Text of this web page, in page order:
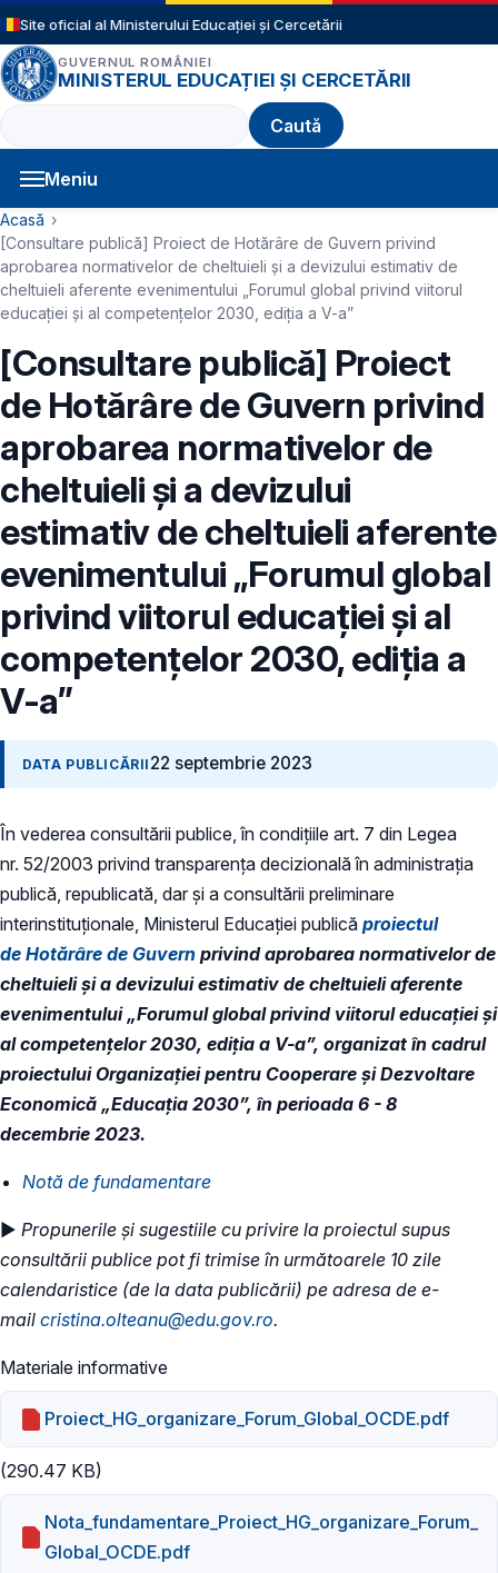
Sari la conținutul principal
Site oficial al Ministerului Educației și Cercetării
GUVERNUL ROMÂNIEI
MINISTERUL EDUCAȚIEI ȘI CERCETĂRII
Caută
Meniu
Navigație principală
Cale de navigare
Acasă
[Consultare publică] Proiect de Hotărâre de Guvern privind
aprobarea normativelor de cheltuieli și a devizului estimativ de
cheltuieli aferente evenimentului „Forumul global privind viitorul
educației și al competențelor 2030, ediția a V-a”
[Consultare publică] Proiect
de Hotărâre de Guvern privind
aprobarea normativelor de
cheltuieli și a devizului
estimativ de cheltuieli aferente
evenimentului „Forumul global
privind viitorul educației și al
competențelor 2030, ediția a
V-a”
DATA PUBLICĂRII 22 septembrie 2023
În vederea consultării publice, în condiţiile art. 7 din Legea
nr. 52/2003 privind transparenţa decizională în administraţia
publică, republicată, dar și a consultării preliminare
interinstituționale, Ministerul Educaţiei publică proiectul
de Hotărâre de Guvern privind aprobarea normativelor de
cheltuieli și a devizului estimativ de cheltuieli aferente
evenimentului „Forumul global privind viitorul educației și
al competențelor 2030, ediția a V-a”, organizat în cadrul
proiectului Organizației pentru Cooperare și Dezvoltare
Economică „Educația 2030”, în perioada 6 - 8
decembrie 2023.
​Notă de fundamentare
► Propunerile și sugestiile cu privire la proiectul supus
consultării publice pot fi trimise în următoarele 10 zile
calendaristice (de la data publicării) pe adresa de e-
mail cristina.olteanu@edu.gov.ro.
Materiale informative
Proiect_HG_organizare_Forum_Global_OCDE.pdf
(290.47 KB)
Nota_fundamentare_Proiect_HG_organizare_Forum_
Global_OCDE.pdf